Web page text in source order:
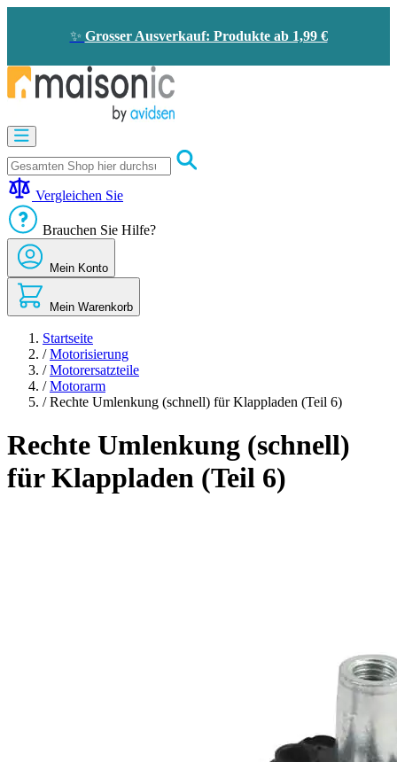
✨ Grosser Ausverkauf: Produkte ab 1,99 €
Bildtelefon
und
Türklingel
-
Energieeinsparung
Sicherheit
Komfort
im
Haus
Angebote
Vergleichen Sie
Brauchen Sie Hilfe?
Mein Konto
Mein Warenkorb
Startseite
/ Motorisierung
/ Motorersatzteile
/ Motorarm
/ Rechte Umlenkung (schnell) für Klappladen (Teil 6)
Rechte Umlenkung (schnell)
für Klappladen (Teil 6)